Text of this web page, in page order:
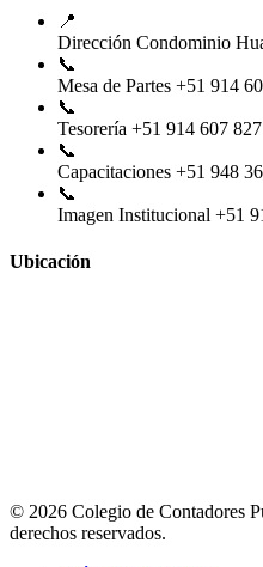
📍
Dirección Condominio
📞
Mesa de Partes +51 914
📞
Tesorería +51 914 607 827
📞
Capacitaciones +51 948
📞
Imagen Institucional +51
Ubicación
© 2026 Colegio de Contadores
derechos reservados.